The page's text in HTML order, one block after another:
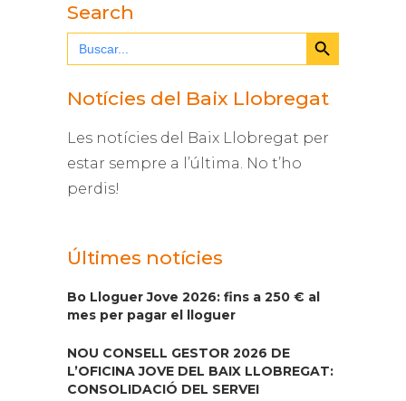
Search
Search
for:
Search Button
Notícies del Baix Llobregat
Les notícies del Baix Llobregat per
estar sempre a l’última. No t’ho
perdis!
Últimes notícies
Bo Lloguer Jove 2026: fins a 250 € al
mes per pagar el lloguer
NOU CONSELL GESTOR 2026 DE
L’OFICINA JOVE DEL BAIX LLOBREGAT:
CONSOLIDACIÓ DEL SERVEI